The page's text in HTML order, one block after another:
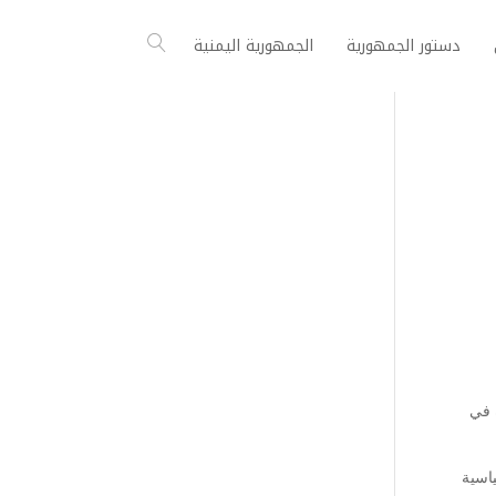
دستور الجمهورية الجمهورية اليمنية
في